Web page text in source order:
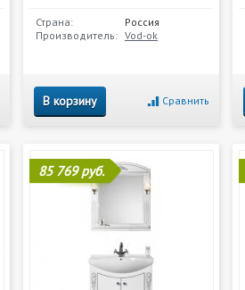
Страна:
Россия
Производитель: Vod-ok
В корзину Сравнить
85 769 руб.